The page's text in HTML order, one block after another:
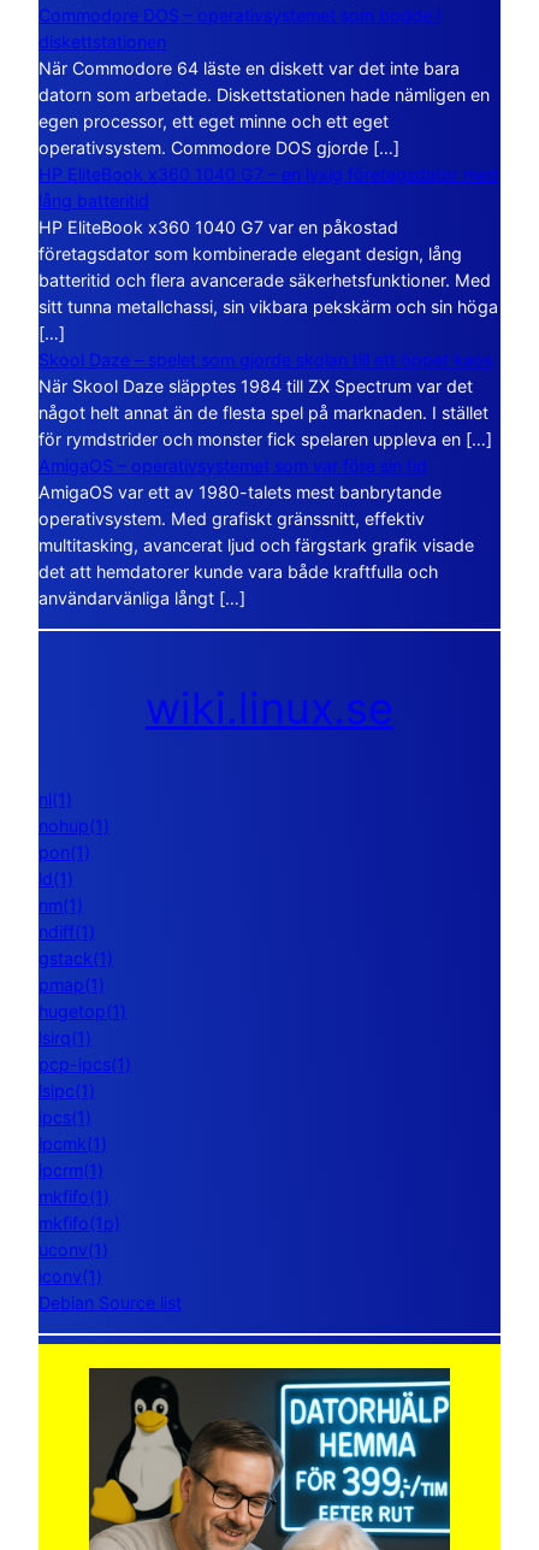
Commodore DOS – operativsystemet som bodde i
diskettstationen
När Commodore 64 läste en diskett var det inte bara
datorn som arbetade. Diskettstationen hade nämligen en
egen processor, ett eget minne och ett eget
operativsystem. Commodore DOS gjorde […]
HP EliteBook x360 1040 G7 – en lyxig företagsdator med
lång batteritid
HP EliteBook x360 1040 G7 var en påkostad
företagsdator som kombinerade elegant design, lång
batteritid och flera avancerade säkerhetsfunktioner. Med
sitt tunna metallchassi, sin vikbara pekskärm och sin höga
[…]
Skool Daze – spelet som gjorde skolan till ett öppet kaos
När Skool Daze släpptes 1984 till ZX Spectrum var det
något helt annat än de flesta spel på marknaden. I stället
för rymdstrider och monster fick spelaren uppleva en […]
AmigaOS – operativsystemet som var före sin tid
AmigaOS var ett av 1980-talets mest banbrytande
operativsystem. Med grafiskt gränssnitt, effektiv
multitasking, avancerat ljud och färgstark grafik visade
det att hemdatorer kunde vara både kraftfulla och
användarvänliga långt […]
wiki.linux.se
nl(1)
nohup(1)
pon(1)
ld(1)
nm(1)
ndiff(1)
gstack(1)
pmap(1)
hugetop(1)
lsirq(1)
pcp-ipcs(1)
lsipc(1)
ipcs(1)
ipcmk(1)
ipcrm(1)
mkfifo(1)
mkfifo(1p)
uconv(1)
iconv(1)
Debian Source list